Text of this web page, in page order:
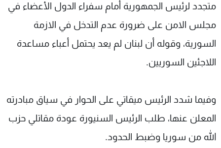
متجدد لرئيس الجمهورية أمام سفراء الدول الأعضاء في
مجلس الامن على ضرورة عدم التدخل في الازمة
السورية، وقوله أن لبنان لم يعد يحتمل أعباء مساعدة
اللاجئين السوريين.
وفيما شدد الرئيس ميقاتي على الحوار في سياق مبادرته
المعلن عنها، طلب الرئيس السنيورة عودة مقاتلي حزب
الله من سوريا وضبط الحدود.